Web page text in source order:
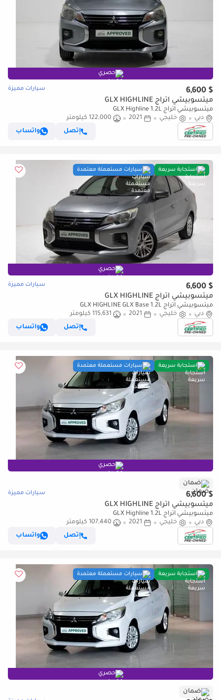
حصري
$ 6,600 سيارات مميزة
ميتسوبيشي اتراج GLX HIGHLINE
ميتسوبيشي اتراج GLX Highline 1.2L
دبي
خليجي 2021
122,000 كيلومتر
إتصل
واتساب
استجابة سريعة سيارات مستعملة معتمدة
حصري
$ 6,600 سيارات مميزة
ميتسوبيشي اتراج GLX HIGHLINE
ميتسوبيشي اتراج GLX HIGHLINE GLX Base 1.2L
دبي
خليجي 2021
115,631 كيلومتر
إتصل
واتساب
استجابة سريعة سيارات مستعملة معتمدة
حصري
ضمان
$ 6,600 سيارات مميزة
ميتسوبيشي اتراج GLX HIGHLINE
ميتسوبيشي اتراج GLX Highline 1.2L
دبي
خليجي 2021
107,440 كيلومتر
إتصل
واتساب
استجابة سريعة سيارات مستعملة معتمدة
حصري
ضمان